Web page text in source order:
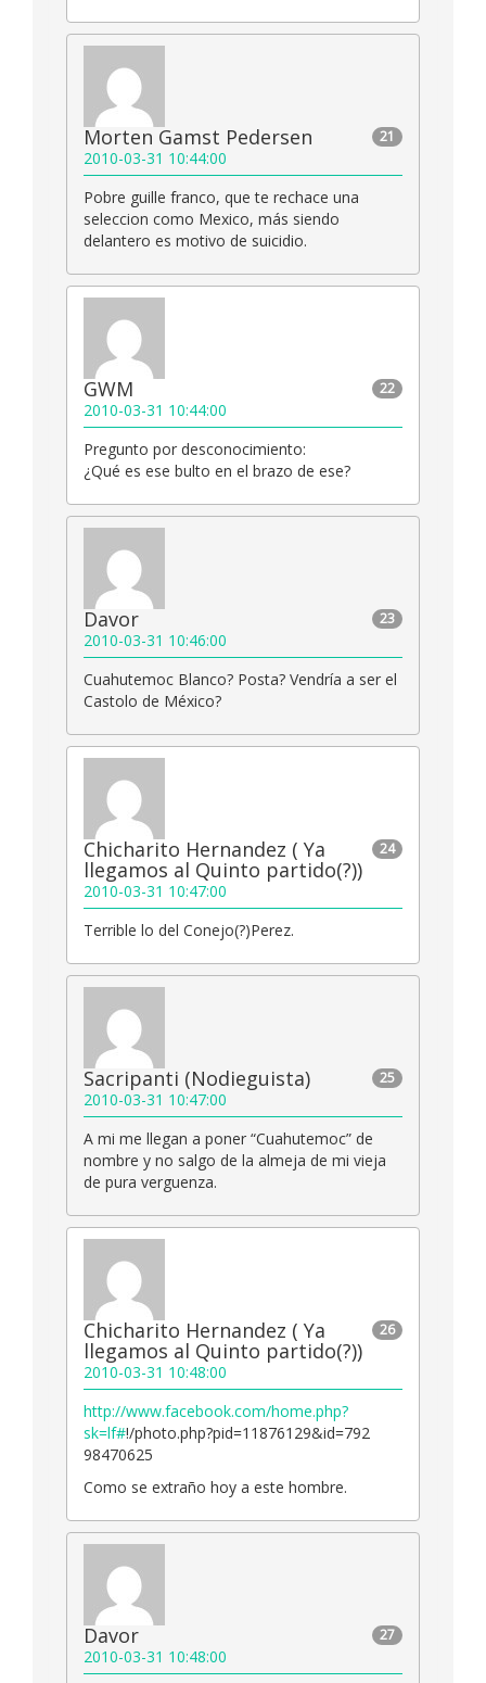
21
Morten Gamst Pedersen
2010-03-31 10:44:00
Pobre guille franco, que te rechace una
seleccion como Mexico, más siendo
delantero es motivo de suicidio.
22
GWM
2010-03-31 10:44:00
Pregunto por desconocimiento:
¿Qué es ese bulto en el brazo de ese?
23
Davor
2010-03-31 10:46:00
Cuahutemoc Blanco? Posta? Vendría a ser el
Castolo de México?
24
Chicharito Hernandez ( Ya
llegamos al Quinto partido(?))
2010-03-31 10:47:00
Terrible lo del Conejo(?)Perez.
25
Sacripanti (Nodieguista)
2010-03-31 10:47:00
A mi me llegan a poner “Cuahutemoc” de
nombre y no salgo de la almeja de mi vieja
de pura verguenza.
26
Chicharito Hernandez ( Ya
llegamos al Quinto partido(?))
2010-03-31 10:48:00
http://www.facebook.com/home.php?
sk=lf#!/photo.php?pid=11876129&id=792
98470625
Como se extraño hoy a este hombre.
27
Davor
2010-03-31 10:48:00